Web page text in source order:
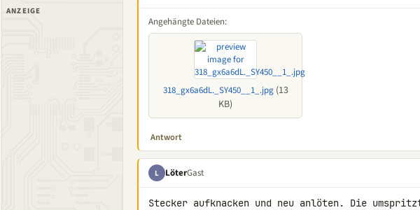
ANZEIGE
Angehängte Dateien:
318_gx6a6dL._SY450__1_.jpg(13
KB)
Antwort
L LöterGast
Stecker aufknacken und neu anlöten. Die